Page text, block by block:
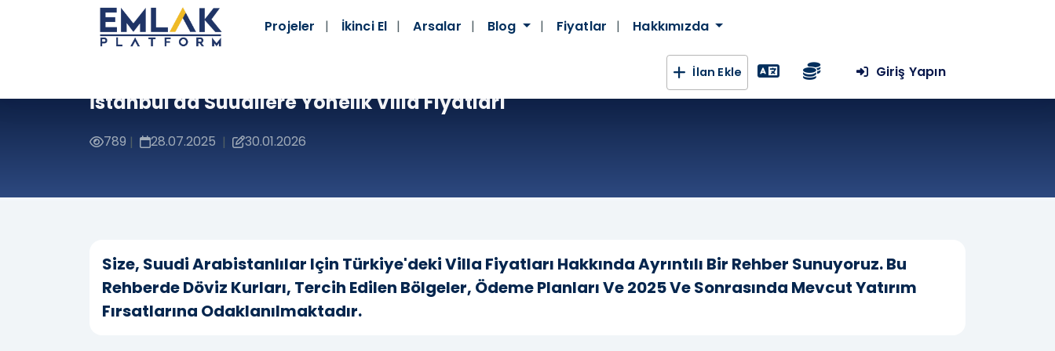
Projeler İkinci El Arsalar Blog Fiyatlar Hakkımızda
İlan Ekle Giriş Yapın
İstanbul'da Suudilere Yönelik Villa Fiyatları
789 | 28.07.2025 | 30.01.2026
Size, Suudi Arabistanlılar Için Türkiye'deki Villa Fiyatları Hakkında Ayrıntılı Bir Rehber Sunuyoruz. Bu
Rehberde Döviz Kurları, Tercih Edilen Bölgeler, Ödeme Planları Ve 2025 Ve Sonrasında Mevcut Yatırım
Fırsatlarına Odaklanılmaktadır.